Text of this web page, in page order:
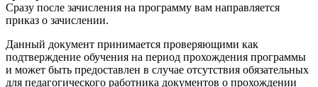
Сразу после зачисления на программу вам направляется
приказ о зачислении.
Данный документ принимается проверяющими как
подтверждение обучения на период прохождения программы
и может быть предоставлен в случае отсутствия обязательных
для педагогического работника документов о прохождении